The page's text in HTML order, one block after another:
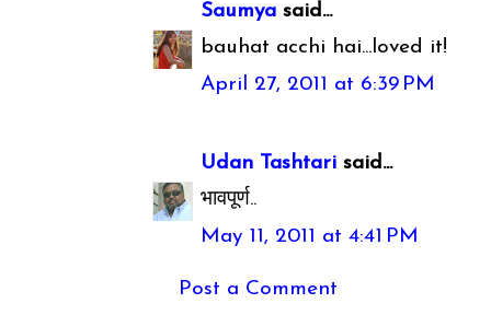
Saumya said...
bauhat acchi hai...loved it!
April 27, 2011 at 6:39 PM
Udan Tashtari said...
भावपूर्ण..
May 11, 2011 at 4:41 PM
Post a Comment